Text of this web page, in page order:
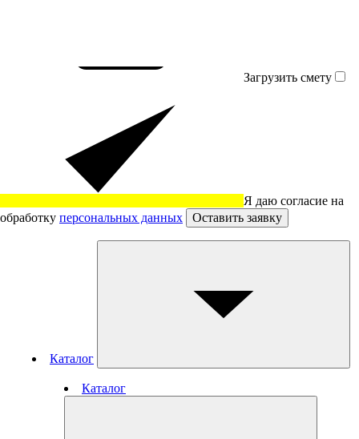
Загрузить смету
Я даю согласие на
обработку персональных данных Оставить заявку
Каталог
Каталог